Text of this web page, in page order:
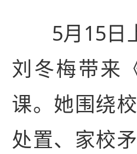
5月15日
刘冬梅带来
课。她围绕
处置、家校